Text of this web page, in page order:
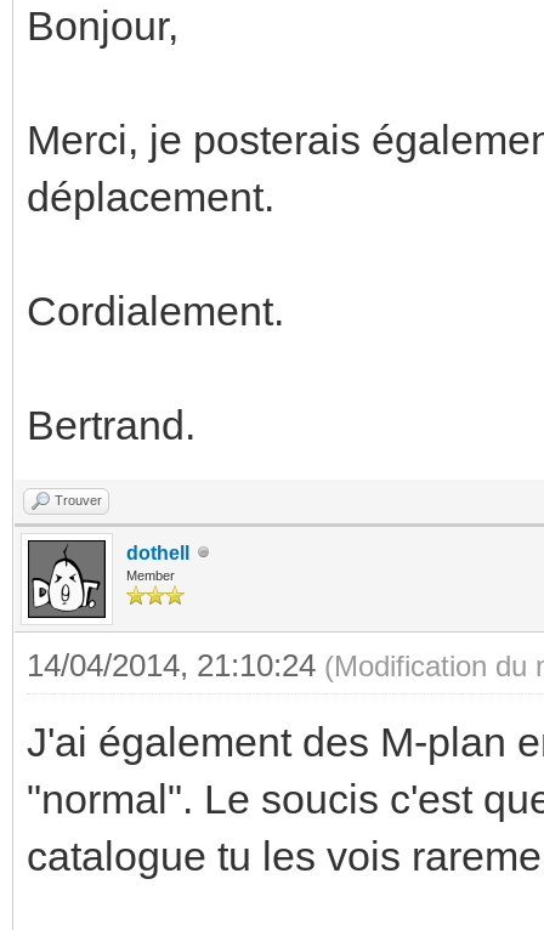
Bonjour,
Merci, je posterais
déplacement.
Cordialement.
Bertrand.
Trouver
dothell
Member
14/04/2014, 21:10:24 (Modification du
J'ai également des M-plan
"normal". Le soucis c'est
catalogue tu les vois